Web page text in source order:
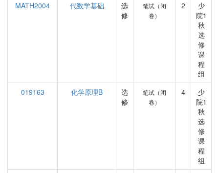
MATH2004
代数学基础
选
修
笔试（闭
卷）
2
少
院1
秋
选
修
课
程
组
019163
化学原理B
选
修
笔试（闭
卷）
4
少
院1
秋
选
修
课
程
组